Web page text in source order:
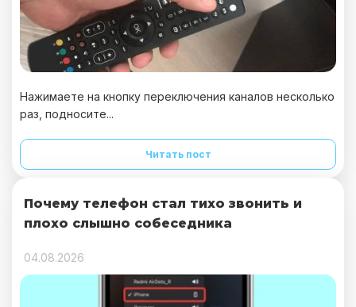
Нажимаете на кнопку переключения каналов несколько
раз, подносите...
Читать пост
Почему телефон стал тихо звонить и
плохо слышно собеседника
04.08.2026